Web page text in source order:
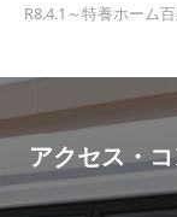
R8.4.1～特養ホーム
アクセス・